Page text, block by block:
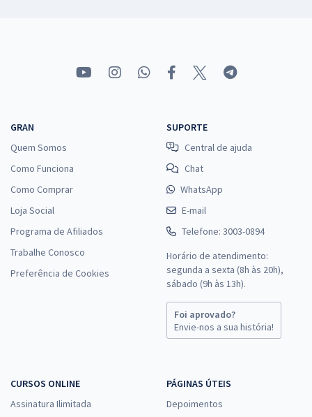
GRAN
Quem Somos
Como Funciona
Como Comprar
Loja Social
Programa de Afiliados
Trabalhe Conosco
Preferência de Cookies
SUPORTE
Central de ajuda
Chat
WhatsApp
E-mail
Telefone: 3003-0894
Horário de atendimento:
segunda a sexta (8h às 20h),
sábado (9h às 13h).
Foi aprovado?
Envie-nos a sua história!
CURSOS ONLINE
Assinatura Ilimitada
PÁGINAS ÚTEIS
Depoimentos